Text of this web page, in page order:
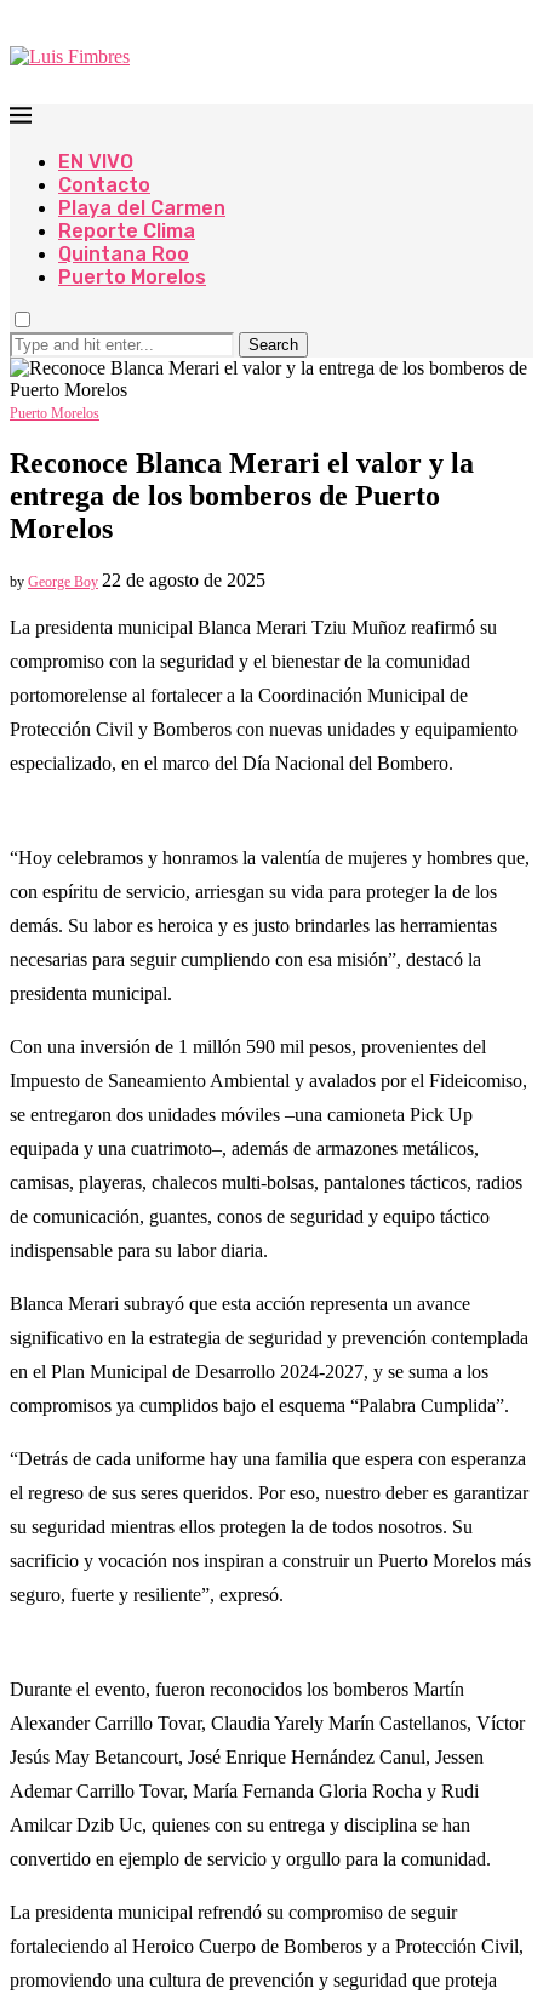
EN VIVO
Contacto
Playa del Carmen
Reporte Clima
Quintana Roo
Puerto Morelos
Search
Puerto Morelos
Reconoce Blanca Merari el valor y la
entrega de los bomberos de Puerto
Morelos
by George Boy 22 de agosto de 2025
La presidenta municipal Blanca Merari Tziu Muñoz reafirmó su
compromiso con la seguridad y el bienestar de la comunidad
portomorelense al fortalecer a la Coordinación Municipal de
Protección Civil y Bomberos con nuevas unidades y equipamiento
especializado, en el marco del Día Nacional del Bombero.
“Hoy celebramos y honramos la valentía de mujeres y hombres que,
con espíritu de servicio, arriesgan su vida para proteger la de los
demás. Su labor es heroica y es justo brindarles las herramientas
necesarias para seguir cumpliendo con esa misión”, destacó la
presidenta municipal.
Con una inversión de 1 millón 590 mil pesos, provenientes del
Impuesto de Saneamiento Ambiental y avalados por el Fideicomiso,
se entregaron dos unidades móviles –una camioneta Pick Up
equipada y una cuatrimoto–, además de armazones metálicos,
camisas, playeras, chalecos multi-bolsas, pantalones tácticos, radios
de comunicación, guantes, conos de seguridad y equipo táctico
indispensable para su labor diaria.
Blanca Merari subrayó que esta acción representa un avance
significativo en la estrategia de seguridad y prevención contemplada
en el Plan Municipal de Desarrollo 2024-2027, y se suma a los
compromisos ya cumplidos bajo el esquema “Palabra Cumplida”.
“Detrás de cada uniforme hay una familia que espera con esperanza
el regreso de sus seres queridos. Por eso, nuestro deber es garantizar
su seguridad mientras ellos protegen la de todos nosotros. Su
sacrificio y vocación nos inspiran a construir un Puerto Morelos más
seguro, fuerte y resiliente”, expresó.
Durante el evento, fueron reconocidos los bomberos Martín
Alexander Carrillo Tovar, Claudia Yarely Marín Castellanos, Víctor
Jesús May Betancourt, José Enrique Hernández Canul, Jessen
Ademar Carrillo Tovar, María Fernanda Gloria Rocha y Rudi
Amilcar Dzib Uc, quienes con su entrega y disciplina se han
convertido en ejemplo de servicio y orgullo para la comunidad.
La presidenta municipal refrendó su compromiso de seguir
fortaleciendo al Heroico Cuerpo de Bomberos y a Protección Civil,
promoviendo una cultura de prevención y seguridad que proteja